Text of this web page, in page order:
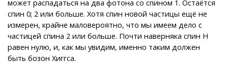
может распадаться на два фотона со спином 1. Остаётся
спин 0; 2 или больше. Хотя спин новой частицы ещё не
измерен, крайне маловероятно, что мы имеем дело с
частицей спина 2 или больше. Почти наверняка спин Н
равен нулю, и, как мы увидим, именно таким должен
быть бозон Хиггса.